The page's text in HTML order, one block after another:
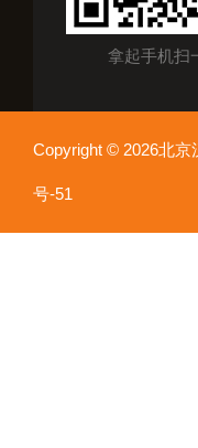
拿起手机扫
Copyright © 2026北
号-51